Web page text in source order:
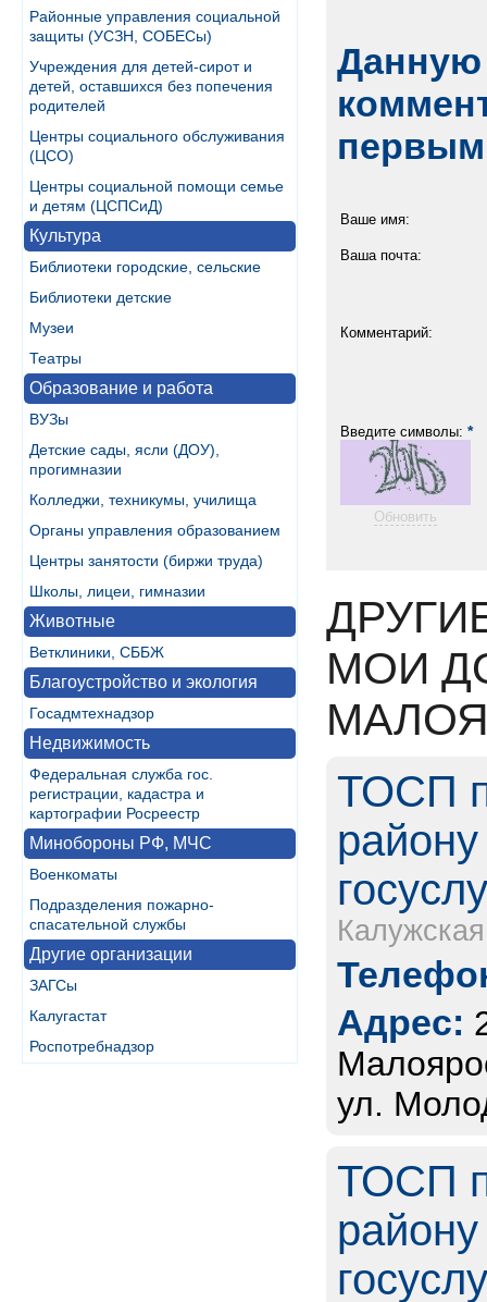
Районные управления социальной
защиты (УСЗН, СОБЕСы)
Учреждения для детей-сирот и
детей, оставшихся без попечения
родителей
Центры социального обслуживания
(ЦСО)
Центры социальной помощи семье
и детям (ЦСПСиД)
Культура
Библиотеки городские, сельские
Библиотеки детские
Музеи
Театры
Образование и работа
ВУЗы
Детские сады, ясли (ДОУ),
прогимназии
Колледжи, техникумы, училища
Органы управления образованием
Центры занятости (биржи труда)
Школы, лицеи, гимназии
Животные
Ветклиники, СББЖ
Благоустройство и экология
Госадмтехнадзор
Недвижимость
Федеральная служба гос.
регистрации, кадастра и
картографии Росреестр
Минобороны РФ, МЧС
Военкоматы
Подразделения пожарно-
спасательной службы
Другие организации
ЗАГСы
Калугастат
Роспотребнадзор
Данную
Ваше имя:
Ваша почта:
Комментарий:
Введите символы: *
Обновить
МОИ
ТОСП
Адрес:
ул.
ТОСП